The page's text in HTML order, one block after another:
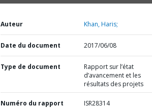
Auteur Khan, Haris;
Date du document 2017/06/08
Type de document
Rapport sur l’état
d’avancement et les
résultats des projets
Numéro du rapport ISR28314